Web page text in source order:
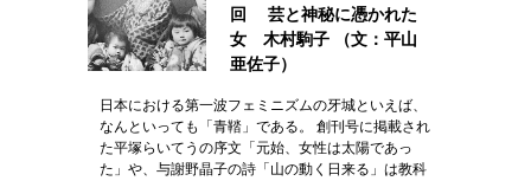
回 芸と神秘に憑かれた
女 木村駒子 （文：平山
亜佐子）
日本における第一波フェミニズムの牙城といえば、
なんといっても「青鞜」である。 創刊号に掲載され
た平塚らいてうの序文「元始、女性は太陽であっ
た」や、与謝野晶子の詩「山の動く日来る」は教科